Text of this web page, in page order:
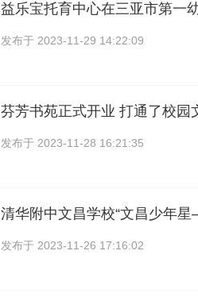
益乐宝托育中心在三亚市第一
发布于 2023-11-29 14:22:09
芬芳书苑正式开业 打通了校园
发布于 2023-11-28 16:21:35
清华附中文昌学校“文昌少年
发布于 2023-11-26 17:16:02